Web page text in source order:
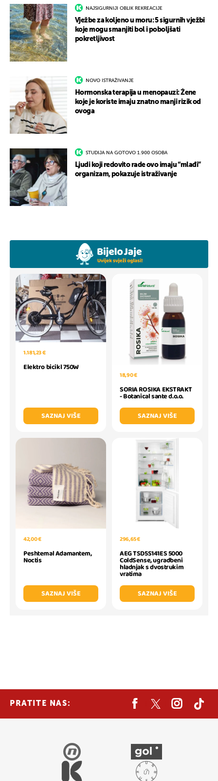
NAJSIGURNIJI OBLIK REKREACIJE
Vježbe za koljeno u moru: 5 sigurnih vježbi
koje mogu smanjiti bol i poboljšati
pokretljivost
NOVO ISTRAŽIVANJE
Hormonska terapija u menopauzi: Žene
koje je koriste imaju znatno manji rizik od
ovoga
STUDIJA NA GOTOVO 1.900 OSOBA
Ljudi koji redovito rade ovo imaju “mlađi”
organizam, pokazuje istraživanje
1.181,23 €
Elektro bicikl 750W
SAZNAJ VIŠE
18,90 €
SORIA ROSIKA EKSTRAKT
- Botanical sante d.o.o.
SAZNAJ VIŠE
42,00 €
Peshtemal Adamantem,
Noctis
SAZNAJ VIŠE
296,65 €
AEG TSD5S141ES 5000
ColdSense, ugradbeni
hladnjak s dvostrukim
vratima
SAZNAJ VIŠE
PRATITE NAS: